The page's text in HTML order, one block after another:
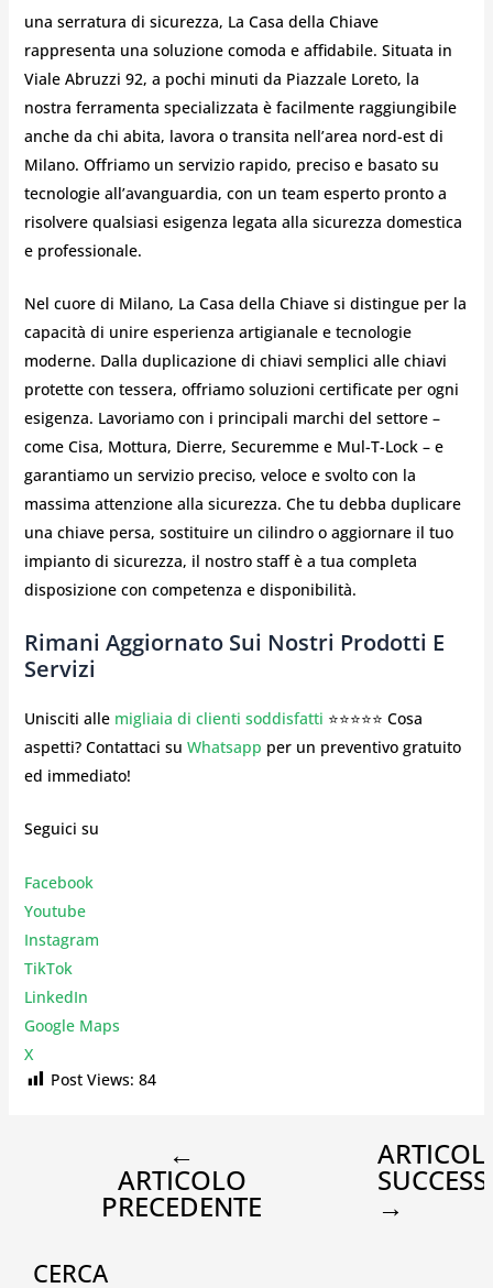
una serratura di sicurezza, La Casa della Chiave
rappresenta una soluzione comoda e affidabile. Situata in
Viale Abruzzi 92, a pochi minuti da Piazzale Loreto, la
nostra ferramenta specializzata è facilmente raggiungibile
anche da chi abita, lavora o transita nell’area nord-est di
Milano. Offriamo un servizio rapido, preciso e basato su
tecnologie all’avanguardia, con un team esperto pronto a
risolvere qualsiasi esigenza legata alla sicurezza domestica
e professionale.
Nel cuore di Milano, La Casa della Chiave si distingue per la
capacità di unire esperienza artigianale e tecnologie
moderne. Dalla duplicazione di chiavi semplici alle chiavi
protette con tessera, offriamo soluzioni certificate per ogni
esigenza. Lavoriamo con i principali marchi del settore –
come Cisa, Mottura, Dierre, Securemme e Mul-T-Lock – e
garantiamo un servizio preciso, veloce e svolto con la
massima attenzione alla sicurezza. Che tu debba duplicare
una chiave persa, sostituire un cilindro o aggiornare il tuo
impianto di sicurezza, il nostro staff è a tua completa
disposizione con competenza e disponibilità.
Rimani Aggiornato Sui Nostri Prodotti E
Servizi
Unisciti alle migliaia di clienti soddisfatti ⭐⭐⭐⭐⭐ Cosa
aspetti? Contattaci su Whatsapp per un preventivo gratuito
ed immediato!
Seguici su
Facebook
Youtube
Instagram
TikTok
LinkedIn
Google Maps
X
Post Views: 84
←
ARTICOLO
PRECEDENTE →
CERCA